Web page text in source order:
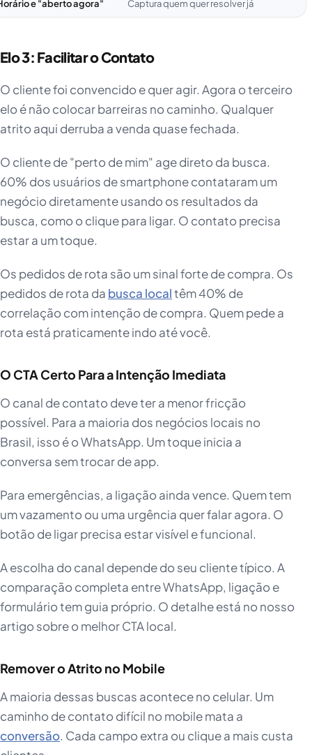
e "aberto agora" Captura quem quer resolver já
Elo 3: Facilitar o Contato
O cliente foi convencido e quer agir. Agora o terceiro
elo é não colocar barreiras no caminho. Qualquer
atrito aqui derruba a venda quase fechada.
O cliente de "perto de mim" age direto da busca.
60% dos usuários de smartphone contataram um
negócio diretamente usando os resultados da
busca, como o clique para ligar. O contato precisa
estar a um toque.
Os pedidos de rota são um sinal forte de compra. Os
pedidos de rota da busca localtêm 40% de
correlação com intenção de compra. Quem pede a
rota está praticamente indo até você.
O CTA Certo Para a Intenção Imediata
O canal de contato deve ter a menor fricção
possível. Para a maioria dos negócios locais no
Brasil, isso é o WhatsApp. Um toque inicia a
conversa sem trocar de app.
Para emergências, a ligação ainda vence. Quem tem
um vazamento ou uma urgência quer falar agora. O
botão de ligar precisa estar visível e funcional.
A escolha do canal depende do seu cliente típico. A
comparação completa entre WhatsApp, ligação e
formulário tem guia próprio. O detalhe está no nosso
artigo sobre o melhor CTA local.
Remover o Atrito no Mobile
A maioria dessas buscas acontece no celular. Um
caminho de contato difícil no mobile mata a
conversão. Cada campo extra ou clique a mais custa